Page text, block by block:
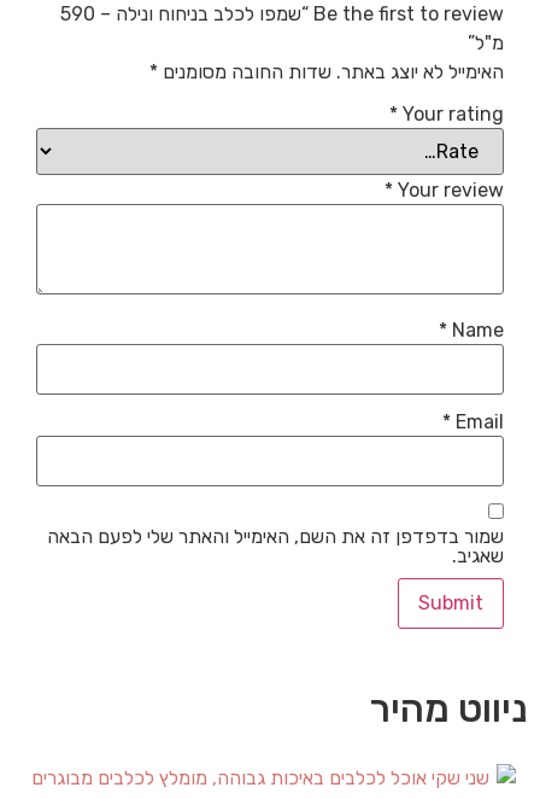
Be the first to review “שמפו לכלב בניחוח ונילה – 590
מ"ל”
האימייל לא יוצג באתר. שדות החובה מסומנים *
Your rating
*
Your review
*
Name
*
Email
*
שמור בדפדפן זה את השם, האימייל והאתר שלי לפעם הבאה
שאגיב.
ניווט מהיר